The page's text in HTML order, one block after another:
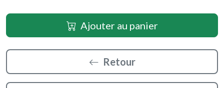
Ajouter au panier
Retour